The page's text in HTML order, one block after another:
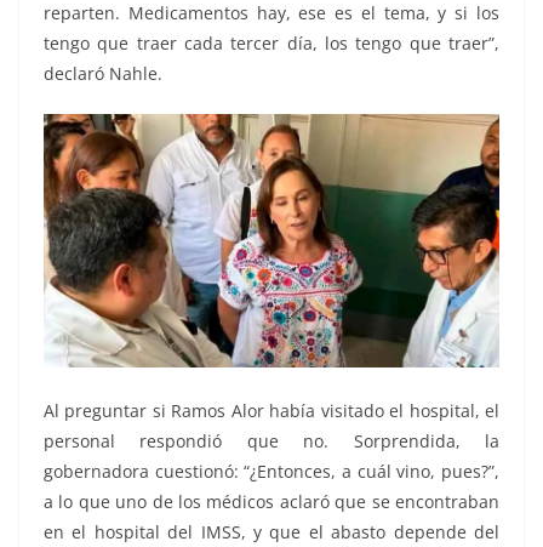
reparten. Medicamentos hay, ese es el tema, y si los
tengo que traer cada tercer día, los tengo que traer”,
declaró Nahle.
Al preguntar si Ramos Alor había visitado el hospital, el
personal respondió que no. Sorprendida, la
gobernadora cuestionó: “¿Entonces, a cuál vino, pues?”,
a lo que uno de los médicos aclaró que se encontraban
en el hospital del IMSS, y que el abasto depende del